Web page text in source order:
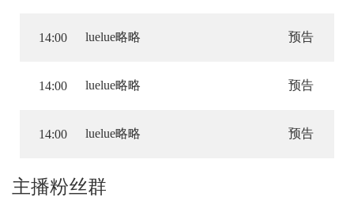
14:00 luelue略略 预告
14:00 luelue略略 预告
14:00 luelue略略 预告
主播粉丝群